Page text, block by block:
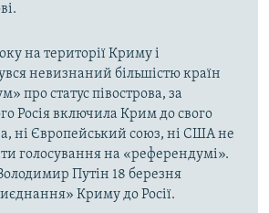
на території Криму і
невизнаний більшістю країн
про статус півострова, за
Росія включила Крим до свого
ні Європейський союз, ні США не
голосування на «референдумі».
Путін 18 березня
Криму до Росії.